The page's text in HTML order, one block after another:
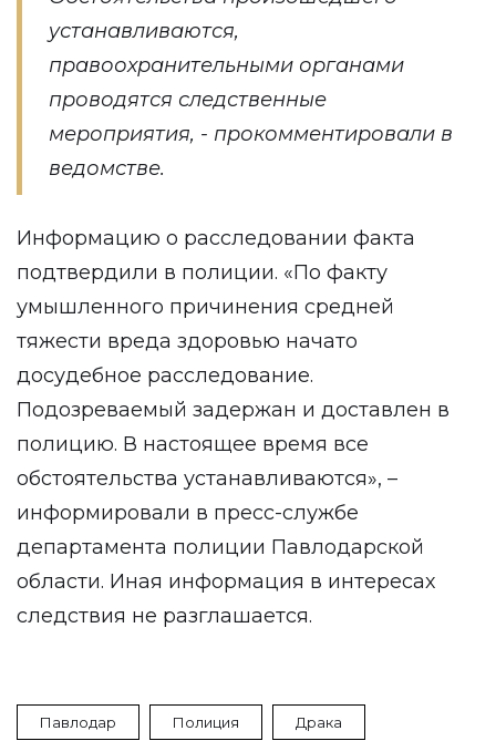
устанавливаются,
правоохранительными органами
проводятся следственные
мероприятия, - прокомментировали в
ведомстве.
Информацию о расследовании факта
подтвердили в полиции. «По факту
умышленного причинения средней
тяжести вреда здоровью начато
досудебное расследование.
Подозреваемый задержан и доставлен в
полицию. В настоящее время все
обстоятельства устанавливаются», –
информировали в пресс-службе
департамента полиции Павлодарской
области. Иная информация в интересах
следствия не разглашается.
Павлодар Полиция Драка